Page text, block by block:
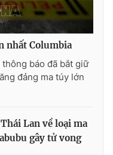
nhất Columbia
báo đã bắt giữ
đảng ma túy lớn
Lan về loại ma
gây tử vong